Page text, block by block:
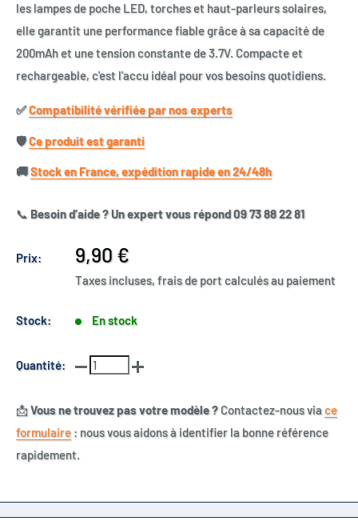
les lampes de poche LED, torches et haut-parleurs solaires,
elle garantit une performance fiable grâce à sa capacité de
200mAh et une tension constante de 3.7V. Compacte et
rechargeable, c'est l'accu idéal pour vos besoins quotidiens.
✅​Compatibilité vérifiée par nos experts
🛡️​Ce produit est garanti
🚚​Stock en France, expédition rapide en 24/48h
📞 Besoin d’aide ? Un expert vous répond 09 73 88 22 81
Prix:
Prix
réduit
9,90 €
Taxes incluses, frais de port calculés au paiement
Stock: En stock
Quantité:
📩Vous ne trouvez pas votre modèle ?Contactez-nous viace
formulaire : nous vous aidons à identifier la bonne référence
rapidement.